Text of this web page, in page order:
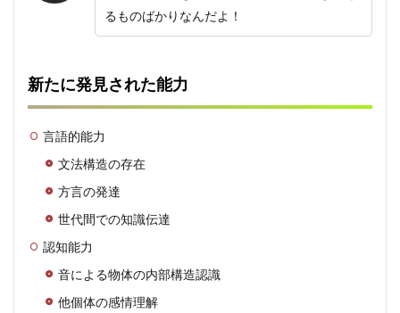
るものばかりなんだよ！
新たに発見された能力
言語的能力
文法構造の存在
方言の発達
世代間での知識伝達
認知能力
音による物体の内部構造認識
他個体の感情理解